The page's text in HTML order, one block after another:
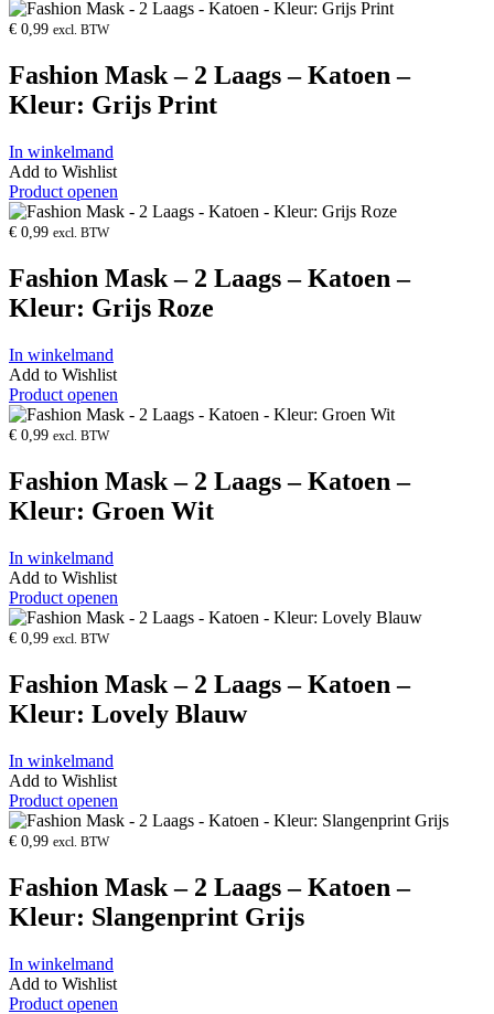
€ 0,99 excl. BTW
Fashion Mask – 2 Laags – Katoen –
Kleur: Grijs Print
In winkelmand
Add to Wishlist
Product openen
€ 0,99 excl. BTW
Fashion Mask – 2 Laags – Katoen –
Kleur: Grijs Roze
In winkelmand
Add to Wishlist
Product openen
€ 0,99 excl. BTW
Fashion Mask – 2 Laags – Katoen –
Kleur: Groen Wit
In winkelmand
Add to Wishlist
Product openen
€ 0,99 excl. BTW
Fashion Mask – 2 Laags – Katoen –
Kleur: Lovely Blauw
In winkelmand
Add to Wishlist
Product openen
€ 0,99 excl. BTW
Fashion Mask – 2 Laags – Katoen –
Kleur: Slangenprint Grijs
In winkelmand
Add to Wishlist
Product openen